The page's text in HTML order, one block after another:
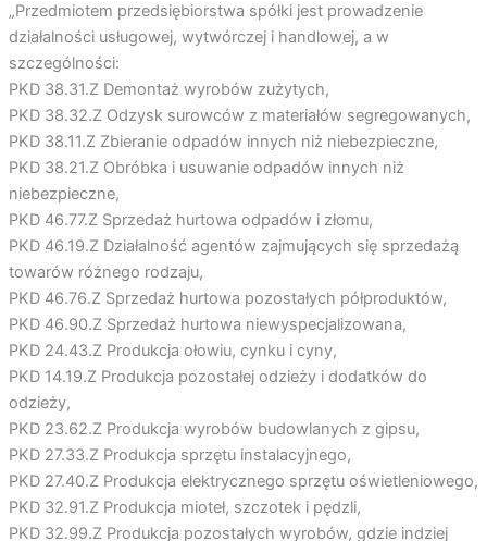
„Przedmiotem przedsiębiorstwa spółki jest prowadzenie
działalności usługowej, wytwórczej i handlowej, a w
szczególności:
PKD 38.31.Z Demontaż wyrobów zużytych,
PKD 38.32.Z Odzysk surowców z materiałów segregowanych,
PKD 38.11.Z Zbieranie odpadów innych niż niebezpieczne,
PKD 38.21.Z Obróbka i usuwanie odpadów innych niż
niebezpieczne,
PKD 46.77.Z Sprzedaż hurtowa odpadów i złomu,
PKD 46.19.Z Działalność agentów zajmujących się sprzedażą
towarów różnego rodzaju,
PKD 46.76.Z Sprzedaż hurtowa pozostałych półproduktów,
PKD 46.90.Z Sprzedaż hurtowa niewyspecjalizowana,
PKD 24.43.Z Produkcja ołowiu, cynku i cyny,
PKD 14.19.Z Produkcja pozostałej odzieży i dodatków do
odzieży,
PKD 23.62.Z Produkcja wyrobów budowlanych z gipsu,
PKD 27.33.Z Produkcja sprzętu instalacyjnego,
PKD 27.40.Z Produkcja elektrycznego sprzętu oświetleniowego,
PKD 32.91.Z Produkcja mioteł, szczotek i pędzli,
PKD 32.99.Z Produkcja pozostałych wyrobów, gdzie indziej